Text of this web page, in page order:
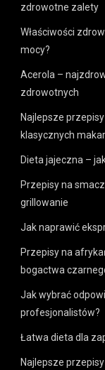
zdrowotne zalety
Właściwości
mocy?
Acerola –
zdrowotnych
Najlepsze
klasycznych
Dieta jajeczna –
Przepisy na
grillowanie
Jak naprawić
Przepisy na
bogactwa
Jak wybrać
profesjonalistów?
Łatwa dieta dla
Najlepsze